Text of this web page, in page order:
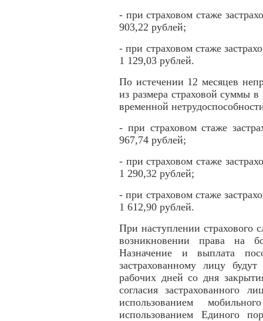
- при страховом стаже
903,22 рублей;
- при страховом стаже
1 129,03 рублей.
По истечении 12 месяцев
из размера страховой суммы
временной
- при страховом стаже
967,74 рублей;
- при страховом стаже
1 290,32 рублей;
- при страховом стаже
1 612,90 рублей.
При наступлении страхового
возникновении права на
Назначение и выплата
застрахованному лицу
рабочих дней со дня
согласия застрахованного
использованием
использованием Единого